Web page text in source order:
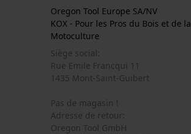
Oregon Tool Europe SA/NV
KOX - Pour les Pros du Bois et de la
Motoculture
Siège social:
Rue Emile Francqui 11
1435 Mont-Saint-Guibert
Pas de magasin !
Adresse de retour:
Oregon Tool GmbH
statistiques
Mouseflow Web Analytics Tool